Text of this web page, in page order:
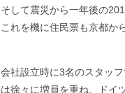
そして震災から一年後の
これを機に住民票も京都か
会社設立時に3名のスタッ
は徐々に増員を重ね、ドイ